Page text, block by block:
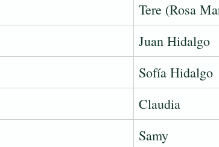
Tere (Rosa
Juan Hidalgo
Sofía Hidalgo
Claudia
Samy